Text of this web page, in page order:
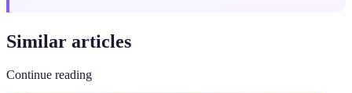
Similar articles
Continue reading